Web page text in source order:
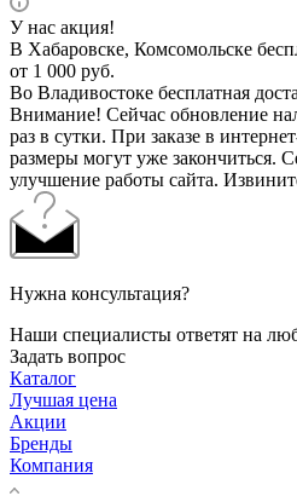
У нас акция!
В Хабаровске, Комсомольске
от 1 000 руб.
Во Владивостоке бесплатная
Внимание! Сейчас обновление
раз в сутки. При заказе в
размеры могут уже закончиться.
улучшение работы сайта.
Нужна консультация?
Наши специалисты ответят на
Задать вопрос
Каталог
Лучшая цена
Акции
Бренды
Компания